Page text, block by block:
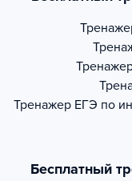
Тренажер ЕГЭ по
Бесплатный